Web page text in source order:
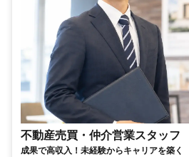
不動産売買・仲介営業スタッフ
成果で高収入！未経験からキャリアを築く